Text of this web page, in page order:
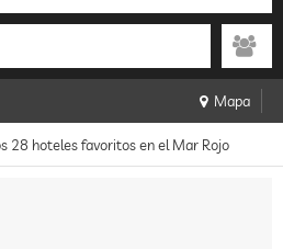
Mapa
28 hoteles favoritos en el Mar Rojo